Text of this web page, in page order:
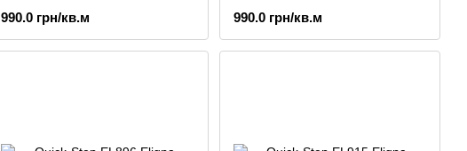
990.0 грн/кв.м 990.0 грн/кв.м